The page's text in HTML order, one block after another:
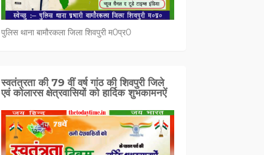
पुलिस थाना बामौरकला जिला शिवपुरी म0प्र0
स्वतंत्रता की 79 वीं वर्ष गांठ की शिवपुरी जिले
एवं कोलारस क्षेत्रवासियों को हार्दिक शुभकामनऐं